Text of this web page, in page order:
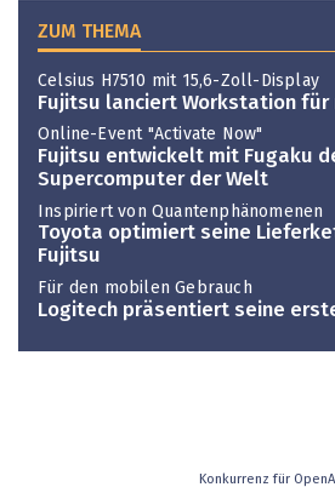
ZUM THEMA
Celsius H7510 mit 15,6-Zoll-Display
Fujitsu lanciert Workstation für
Online-Event "Activate Now"
Fujitsu entwickelt mit Fugaku
Supercomputer der Welt
Inspiriert von Quantenphänomenen
Toyota optimiert seine
Fujitsu
Für den mobilen Gebrauch
Logitech präsentiert seine
Konkurrenz für